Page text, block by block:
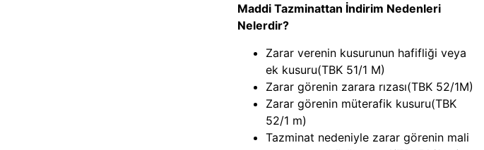
Maddi Tazminattan İndirim Nedenleri
Nelerdir?
Zarar verenin kusurunun hafifliği veya
ek kusuru(TBK 51/1 M)
Zarar görenin zarara rızası(TBK 52/1M)
Zarar görenin müterafik kusuru(TBK
52/1 m)
Tazminat nedeniyle zarar görenin mali